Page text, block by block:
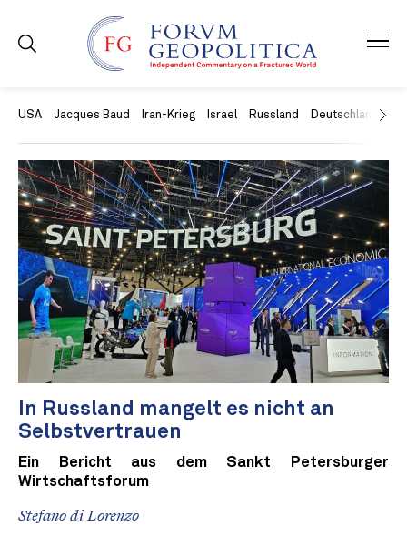
USA Jacques Baud Iran-Krieg Israel Russland Deutschland
In Russland mangelt es nicht an
Selbstvertrauen
Ein Bericht aus dem Sankt Petersburger
Wirtschaftsforum
Stefano di Lorenzo